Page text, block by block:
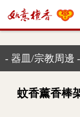
- 器皿/宗教周邊 -
蚊香薰香棒